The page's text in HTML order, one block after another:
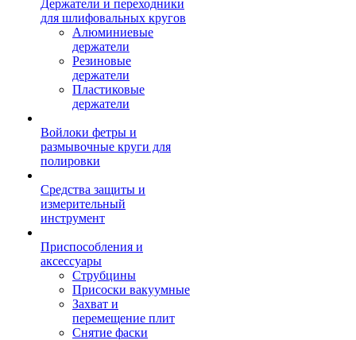
Держатели и переходники
для шлифовальных кругов
Алюминиевые
держатели
Резиновые
держатели
Пластиковые
держатели
Войлоки фетры и
размывочные круги для
полировки
Средства защиты и
измерительный
инструмент
Приспособления и
аксессуары
Струбцины
Присоски вакуумные
Захват и
перемещение плит
Снятие фаски